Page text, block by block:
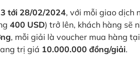
tới 28/02/2024, với mỗi giao dịch
400 USD) trở lên, khách hàng sẽ
, mỗi giải là voucher mua hàng
trị giá 10.000.000 đồng/giải.